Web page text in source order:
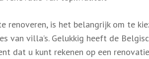
renoveren, is het belangrijk om te
van villa’s. Gelukkig heeft de
dat u kunt rekenen op een